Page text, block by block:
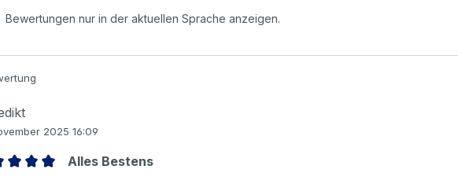
Bewertungen nur in der aktuellen Sprache anzeigen.
2025 16:09
Alles Bestens